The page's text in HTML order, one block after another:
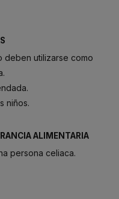
deben utilizarse como
niños.
ALIMENTARIA
persona celiaca.